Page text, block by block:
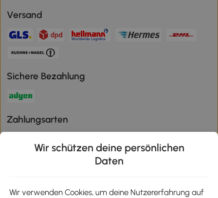
Versand
Sichere Bezahlung
Zahlungsarten
Wir schützen deine persönlichen
Daten
Wir verwenden Cookies, um deine Nutzererfahrung auf